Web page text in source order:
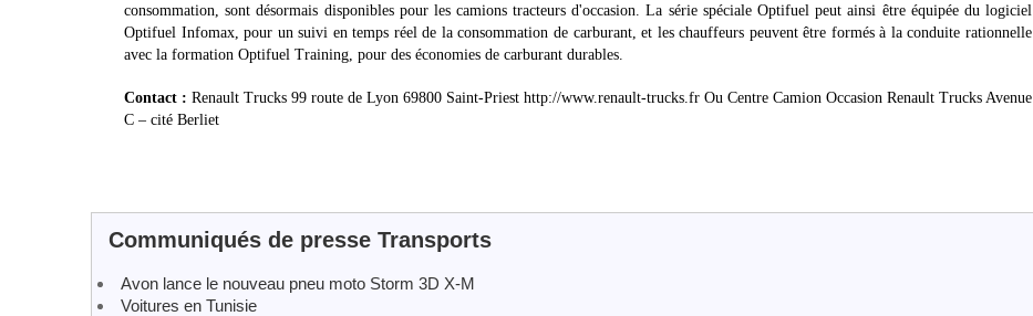
consommation, sont désormais disponibles pour les camions tracteurs d'occasion. La série spéciale Optifuel peut ainsi être équipée du logiciel
Optifuel Infomax, pour un suivi en temps réel de la consommation de carburant, et les chauffeurs peuvent être formés à la conduite rationnelle
avec la formation Optifuel Training, pour des économies de carburant durables.
Contact : Renault Trucks 99 route de Lyon 69800 Saint-Priest http://www.renault-trucks.fr Ou Centre Camion Occasion Renault Trucks Avenue
C – cité Berliet
Communiqués de presse Transports
Avon lance le nouveau pneu moto Storm 3D X-M
Voitures en Tunisie